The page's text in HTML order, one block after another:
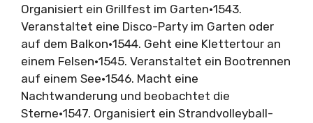
Organisiert ein Grillfest im Garten•1543.
Veranstaltet eine Disco-Party im Garten oder
auf dem Balkon•1544. Geht eine Klettertour an
einem Felsen•1545. Veranstaltet ein Bootrennen
auf einem See•1546. Macht eine
Nachtwanderung und beobachtet die
Sterne•1547. Organisiert ein Strandvolleyball-